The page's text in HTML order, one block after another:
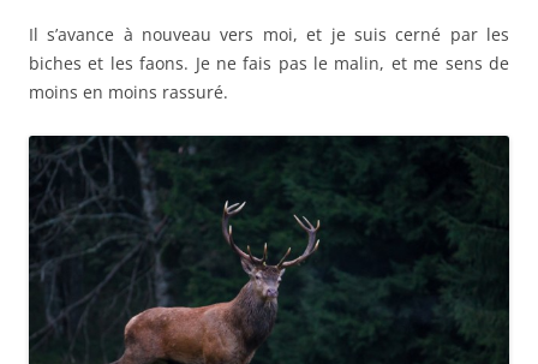
Il s’avance à nouveau vers moi, et je suis cerné par les
biches et les faons. Je ne fais pas le malin, et me sens de
moins en moins rassuré.